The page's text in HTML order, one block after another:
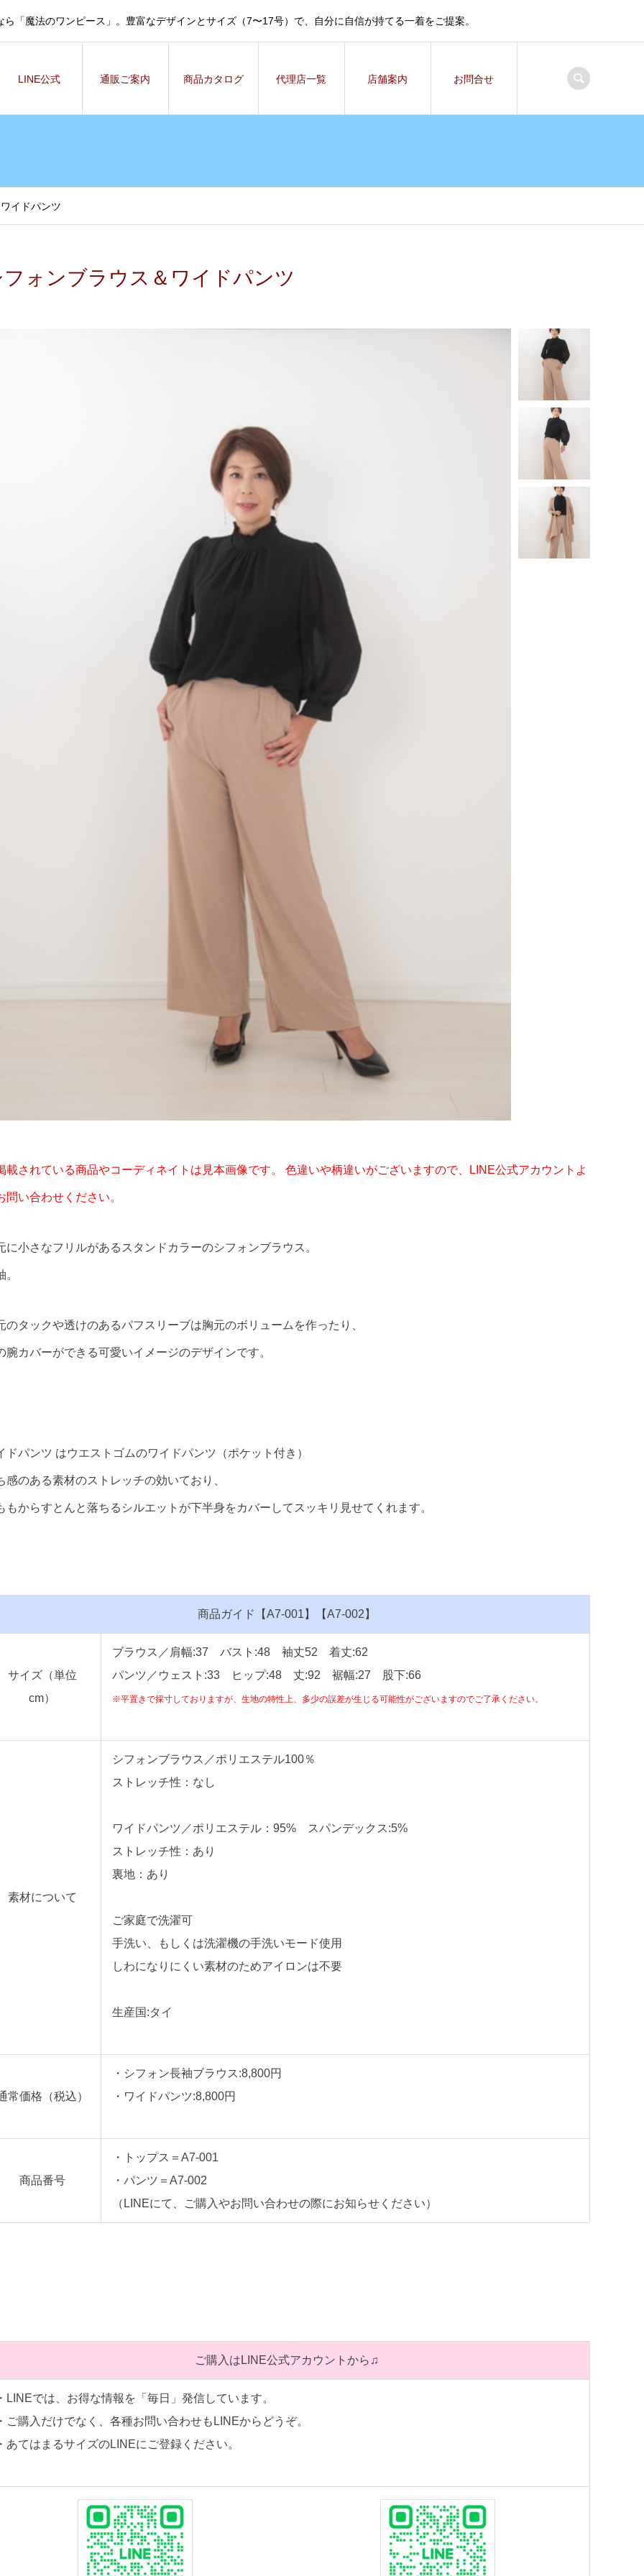
「魔法のワンピース」。豊富なデザインとサイズ（7〜17号）で、自分に自信が持てる一着をご提案。
LINE公式 通販ご案内 商品カタログ 代理店一覧 店舗案内 お問合せ
イドパンツ
フォンブラウス＆ワイドパンツ
載されている商品やコーディネイトは見本画像です。 色違いや柄違いがございますので、LINE公式アカウントよ
問い合わせください。
に小さなフリルがあるスタンドカラーのシフォンブラウス。
。
のタックや透けのあるパフスリーブは胸元のボリュームを作ったり、
腕カバーができる可愛いイメージのデザインです。
ドパンツ はウエストゴムのワイドパンツ（ポケット付き）
感のある素材のストレッチの効いており、
もからすとんと落ちるシルエットが下半身をカバーしてスッキリ見せてくれます。
商品ガイド【A7-001】【A7-002】
サイズ（単位
cm）
ブラウス／肩幅:37 バスト:48 袖丈52 着丈:62
パンツ／ウェスト:33 ヒップ:48 丈:92 裾幅:27 股下:66
※平置きで採寸しておりますが、生地の特性上、多少の誤差が生じる可能性がございますのでご了承ください。
素材について
シフォンブラウス／ポリエステル100％
ストレッチ性：なし
ワイドパンツ／ポリエステル：95% スパンデックス:5%
ストレッチ性：あり
裏地：あり
ご家庭で洗濯可
手洗い、もしくは洗濯機の手洗いモード使用
しわになりにくい素材のためアイロンは不要
生産国:タイ
常価格（税込）
・シフォン長袖ブラウス:8,800円
・ワイドパンツ:8,800円
商品番号
・トップス＝A7-001
・パンツ＝A7-002
（LINEにて、ご購入やお問い合わせの際にお知らせください）
ご購入はLINE公式アカウントから♫
・LINEでは、お得な情報を「毎日」発信しています。
・ご購入だけでなく、各種お問い合わせもLINEからどうぞ。
・あてはまるサイズのLINEにご登録ください。